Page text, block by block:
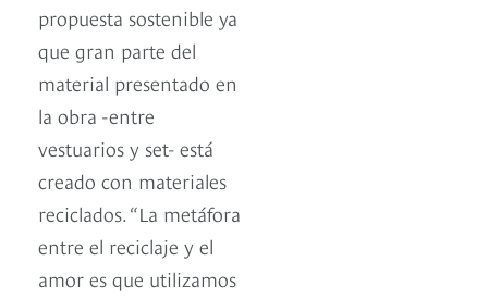
propuesta sostenible ya
que gran parte del
material presentado en
la obra -entre
vestuarios y set- está
creado con materiales
reciclados. “La metáfora
entre el reciclaje y el
amor es que utilizamos